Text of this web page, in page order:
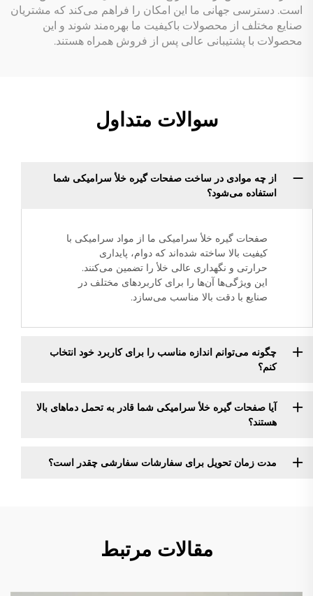
است. دسترسی جهانی ما این امکان را فراهم می‌کند که مشتریان
صنایع مختلف از محصولات باکیفیت ما بهره‌مند شوند و این
محصولات با پشتیبانی عالی پس از فروش همراه هستند.
سوالات متداول
از چه موادی در ساخت صفحات گیره خلأ سرامیکی شما
استفاده می‌شود؟
صفحات گیره خلأ سرامیکی ما از مواد سرامیکی با
کیفیت بالا ساخته شده‌اند که دوام، پایداری
حرارتی و نگهداری عالی خلأ را تضمین می‌کنند.
این ویژگی‌ها آن‌ها را برای کاربردهای مختلف در
صنایع با دقت بالا مناسب می‌سازد.
چگونه می‌توانم اندازه مناسب را برای کاربرد خود انتخاب
کنم؟
آیا صفحات گیره خلأ سرامیکی شما قادر به تحمل دماهای بالا
هستند؟
مدت زمان تحویل برای سفارشات سفارشی چقدر است؟
مقالات مرتبط